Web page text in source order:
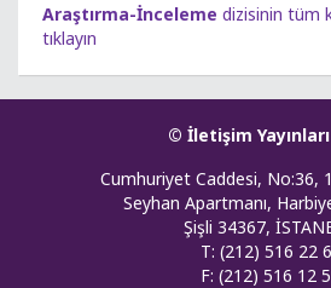
Araştırma-İnceleme dizisinin tüm
tıklayın
© İletişim
Cumhuriyet Caddesi, No:36,
Seyhan Apartmanı,
Şişli 34367,
T: (212) 516 22
F: (212) 516 12